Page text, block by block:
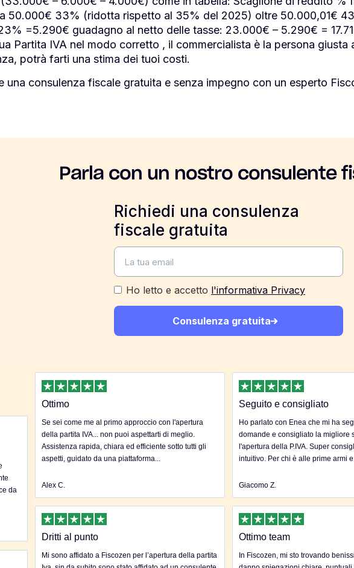
50.000€ 33% (ridotta rispetto al 35% del 2025) oltre 50.000,01€
=5.290€ guadagno al netto delle tasse: 23.000€ – 5.290€ =
Partita IVA nel modo corretto , il commercialista è la persona giusta
potrà farti una stima dei tuoi costi.
una consulenza fiscale gratuita e senza impegno con un esperto
Parla con un nostro consulente
Richiedi una consulenza
fiscale gratuita
Ho letto e accetto l'informativa Privacy
Consulenza gratuita
da
Ottimo
Se sei come me al primo approccio con l'apertura
della partita IVA... non puoi aspettarti di meglio.
Assistenza rapida, chiara ed efficiente sotto tutti gli
aspetti, guidato da una piattaforma...
Alex C.
Seguito e consigliato
Ho parlato con Enea che mi ha
domande e consigliato la migliore
l'apertura della P.IVA. Super
intuitivo. Per chi è alle prime armi e
Giacomo Z.
Dritti al punto
Mi sono affidato a Fiscozen per l’apertura della partita
Ottimo team
In Fiscozen, mi sto trovando